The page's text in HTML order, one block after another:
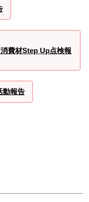
費材Step Up点検報
動報告